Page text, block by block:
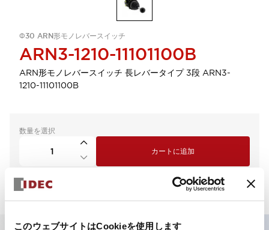
このウェブサイトはCookieを使用します
Φ30 ARN形モノレバースイッチ
ARN3-1210-11101100B
ARN形モノレバースイッチ 長レバータイプ 3段 ARN3-
1210-11101100B
数量を選択
カートに追加